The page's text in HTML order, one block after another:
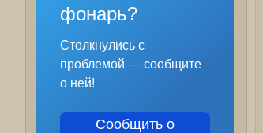
фонарь?
Столкнулись с
проблемой — сообщите
о ней!
Сообщить о